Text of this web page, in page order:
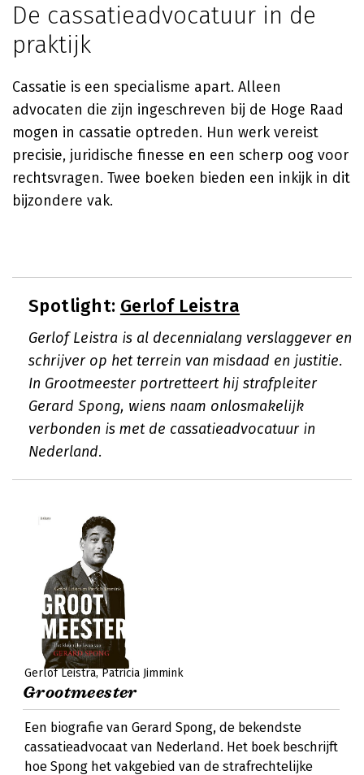
De cassatieadvocatuur in de
praktijk
Cassatie is een specialisme apart. Alleen
advocaten die zijn ingeschreven bij de Hoge Raad
mogen in cassatie optreden. Hun werk vereist
precisie, juridische finesse en een scherp oog voor
rechtsvragen. Twee boeken bieden een inkijk in dit
bijzondere vak.
Spotlight: Gerlof Leistra
Gerlof Leistra is al decennialang verslaggever en
schrijver op het terrein van misdaad en justitie.
In Grootmeester portretteert hij strafpleiter
Gerard Spong, wiens naam onlosmakelijk
verbonden is met de cassatieadvocatuur in
Nederland.
Gerlof Leistra Patricia Jimmink
Grootmeester
Een biografie van Gerard Spong, de bekendste
cassatieadvocaat van Nederland. Het boek beschrijft
hoe Spong het vakgebied van de strafrechtelijke